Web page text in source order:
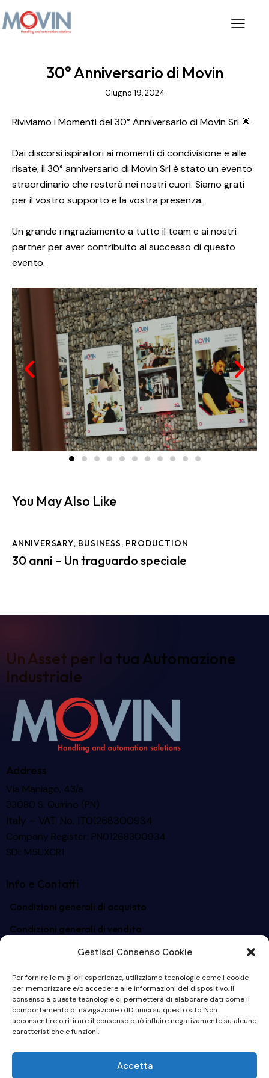
Gestisci Consenso Cookie
Per fornire le migliori esperienze, utilizziamo tecnologie come i cookie
per memorizzare e/o accedere alle informazioni del dispositivo. Il
consenso a queste tecnologie ci permetterà di elaborare dati come il
comportamento di navigazione o ID unici su questo sito. Non
acconsentire o ritirare il consenso può influire negativamente su alcune
caratteristiche e funzioni.
Accetta
30° Anniversario di Movin
Giugno 19, 2024
Riviviamo i Momenti del 30° Anniversario di Movin Srl 🌟
Dai discorsi ispiratori ai momenti di condivisione e alle
risate, il 30° anniversario di Movin Srl è stato un evento
straordinario che resterà nei nostri cuori. Siamo grati
per il vostro supporto e la vostra presenza.
Un grande ringraziamento a tutto il team e ai nostri
partner per aver contribuito al successo di questo
evento.
You May Also Like
ANNIVERSARY, BUSINESS, PRODUCTION
30 anni – Un traguardo speciale
Un Asset per la tua Automazione
Industriale
Address
Via Maniago, 43/a
33080 S. Quirino (PN)
Italy – VAT No. IT01268300934
Company Register: PN01268300934
SDI: M5UXCR1
Info e Contatti
Condizioni generali di acquisto
Condizioni generali di vendita
Storia e Mission Movin
Codice Etico
Contatti
movin@movin.it
Socials